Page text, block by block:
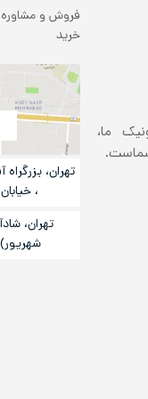
ما،
فروش و مشاوره
خرید
تهران،
، خیابان